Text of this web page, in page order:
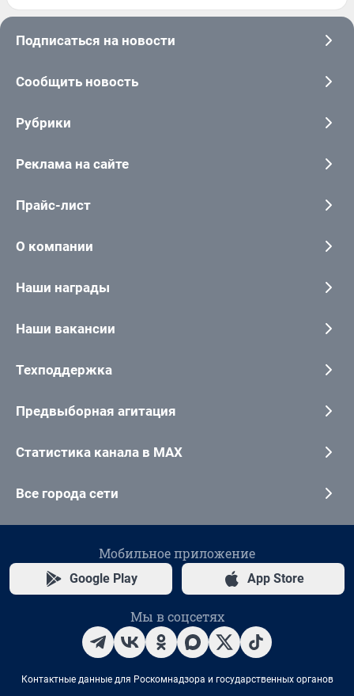
Подписаться на новости
Сообщить новость
Рубрики
Реклама на сайте
Прайс-лист
О компании
Наши награды
Наши вакансии
Техподдержка
Предвыборная агитация
Статистика канала в MAX
Все города сети
Мобильное приложение
Google Play App Store
Мы в соцсетях
Контактные данные для Роскомнадзора и государственных органов